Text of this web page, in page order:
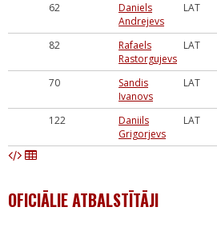
62
Daniels
Andrejevs
LAT
82
Rafaels
Rastorgujevs
LAT
70
Sandis
Ivanovs
LAT
122
Daniils
Grigorjevs
LAT
OFICIĀLIE ATBALSTĪTĀJI